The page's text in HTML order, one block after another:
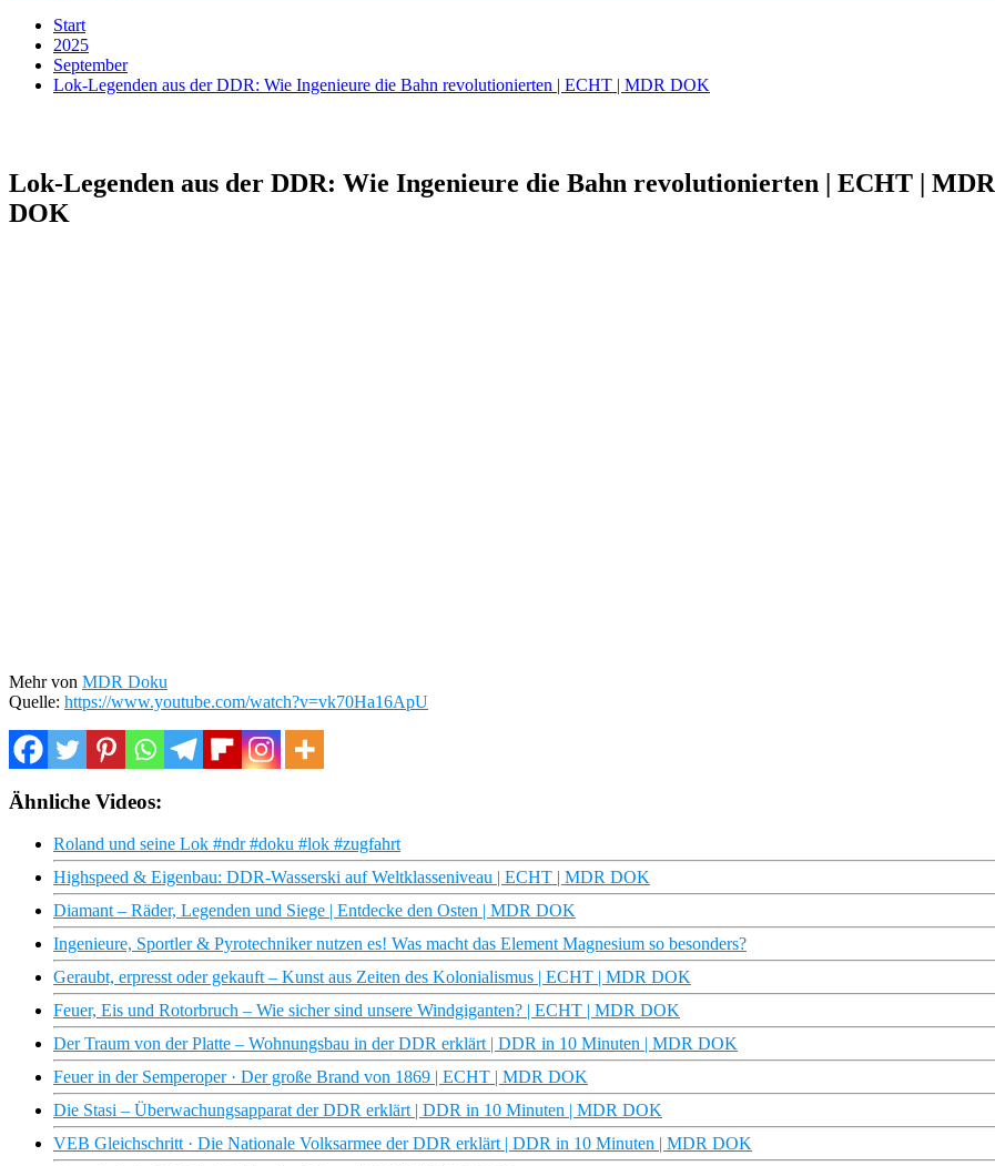
Start
2025
September
Lok-Legenden aus der DDR: Wie Ingenieure die Bahn revolutionierten | ECHT | MDR DOK
Lok-Legenden aus der DDR: Wie Ingenieure die Bahn revolutionierten | ECHT | MDR
DOK
Mehr von MDR Doku
Quelle: https://www.youtube.com/watch?v=vk70Ha16ApU
Ähnliche Videos:
Roland und seine Lok #ndr #doku #lok #zugfahrt
Highspeed & Eigenbau: DDR-Wasserski auf Weltklasseniveau | ECHT | MDR DOK
Diamant – Räder, Legenden und Siege | Entdecke den Osten | MDR DOK
Ingenieure, Sportler & Pyrotechniker nutzen es! Was macht das Element Magnesium so besonders?
Geraubt, erpresst oder gekauft – Kunst aus Zeiten des Kolonialismus | ECHT | MDR DOK
Feuer, Eis und Rotorbruch – Wie sicher sind unsere Windgiganten? | ECHT | MDR DOK
Der Traum von der Platte – Wohnungsbau in der DDR erklärt | DDR in 10 Minuten | MDR DOK
Feuer in der Semperoper · Der große Brand von 1869 | ECHT | MDR DOK
Die Stasi – Überwachungsapparat der DDR erklärt | DDR in 10 Minuten | MDR DOK
VEB Gleichschritt · Die Nationale Volksarmee der DDR erklärt | DDR in 10 Minuten | MDR DOK